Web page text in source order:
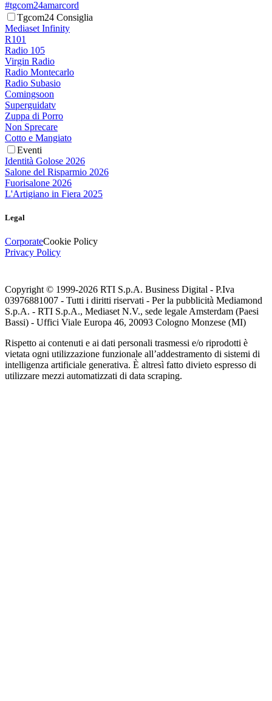
#tgcom24amarcord
Tgcom24 Consiglia
Mediaset Infinity
R101
Radio 105
Virgin Radio
Radio Montecarlo
Radio Subasio
Comingsoon
Superguidatv
Zuppa di Porro
Non Sprecare
Cotto e Mangiato
Eventi
Identità Golose 2026
Salone del Risparmio 2026
Fuorisalone 2026
L'Artigiano in Fiera 2025
Legal
CorporateCookie Policy
Privacy Policy
Copyright © 1999-2026 RTI S.p.A. Business Digital - P.Iva
03976881007 - Tutti i diritti riservati - Per la pubblicità Mediamond
S.p.A. - RTI S.p.A., Mediaset N.V., sede legale Amsterdam (Paesi
Bassi) - Uffici Viale Europa 46, 20093 Cologno Monzese (MI)
Rispetto ai contenuti e ai dati personali trasmessi e/o riprodotti è
vietata ogni utilizzazione funzionale all’addestramento di sistemi di
intelligenza artificiale generativa. È altresì fatto divieto espresso di
utilizzare mezzi automatizzati di data scraping.